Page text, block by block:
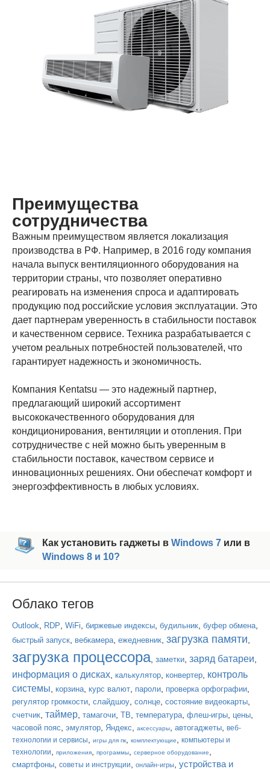
Преимущества
сотрудничества
Важным преимуществом является локализация
производства в РФ. Например, в 2016 году компания
начала выпуск вентиляционного оборудования на
территории страны, что позволяет оперативно
реагировать на изменения спроса и адаптировать
продукцию под российские условия эксплуатации. Это
дает партнерам уверенность в стабильности поставок
и качественном сервисе. Техника разрабатывается с
учетом реальных потребностей пользователей, что
гарантирует надежность и экономичность.
Компания Kentatsu — это надежный партнер,
предлагающий широкий ассортимент
высококачественного оборудования для
кондиционирования, вентиляции и отопления. При
сотрудничестве с ней можно быть уверенным в
стабильности поставок, качеством сервисе и
инновационных решениях. Они обеспечат комфорт и
энергоэффективность в любых условиях.
Как установить гаджеты в Windows 7 или в
Windows 8 и 10?
Облако тегов
Outlook RDP WiFi биржевые индексы будильник буфер обмена
быстрый запуск вебкамера ежедневник загрузка памяти
загрузка процессора, заметки заряд батареи
информация о дисках калькулятор конвертер контроль
системы корзина курс валют пароли проверка орфографии
регулятор громкости слайдшоу солнце состояние видеокарты
счетчик таймер тамагочи ТВ температура флеш-игры цены
часовой пояс эмулятор Яндекс аксессуары автогаджеты веб-
технологии и сервисы
игры для пк комплектующие
компьютеры и
технологии
приложения программы серверное оборудование
смартфоны советы и инструкции онлайн-игры
устройства и